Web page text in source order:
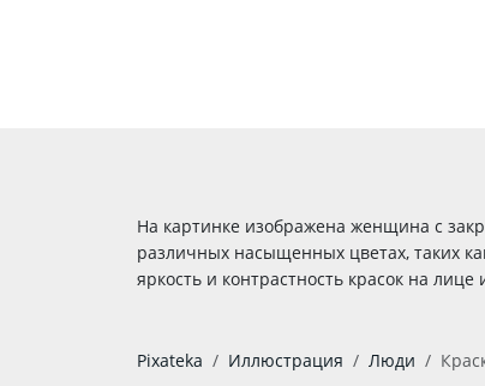
На картинке изображена женщина с
различных насыщенных цветах, таких
яркость и контрастность красок на
Pixateka Иллюстрация Люди